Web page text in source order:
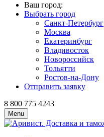
Ваш город:
Выбрать город
Санкт-Петербург
Москва
Екатеринбург
Владивосток
Новороссийск
Тольятти
Ростов-на-Дону
Отправить заявку
8 800 775 4243
Menu